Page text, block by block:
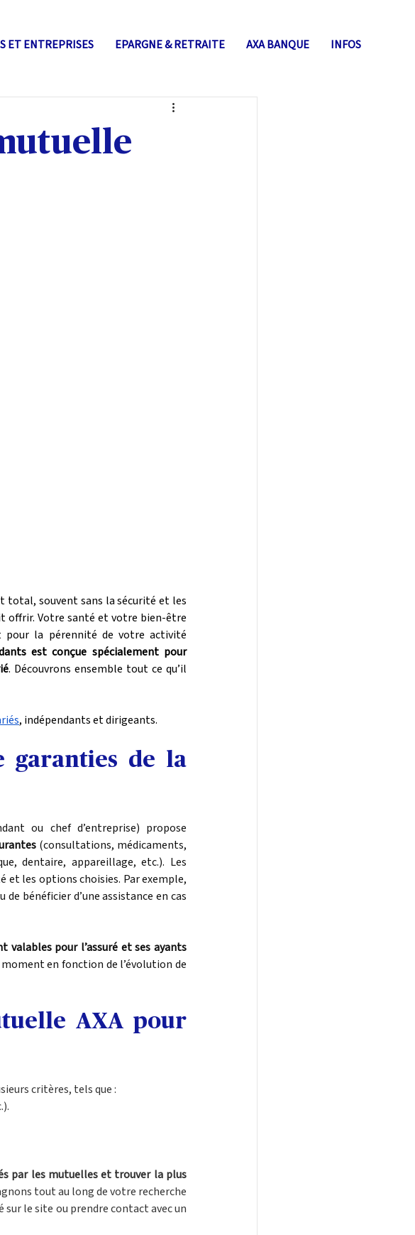
ET ENTREPRISES EPARGNE & RETRAITE AXA BANQUE INFOS
total, souvent sans la sécurité et les
offrir. Votre santé et votre bien-être
pour la pérennité de votre activité
est conçue spécialement pour
. Découvrons ensemble tout ce qu’il
, indépendants et dirigeants.
garanties de la
ou chef d’entreprise) propose
(consultations, médicaments,
dentaire, appareillage, etc.). Les
et les options choisies. Par exemple,
bénéficier d’une assistance en cas
valables pour l’assuré et ses ayants
en fonction de l’évolution de
AXA pour
critères, tels que :
par les mutuelles et trouver la plus
tout au long de votre recherche
le site ou prendre contact avec un